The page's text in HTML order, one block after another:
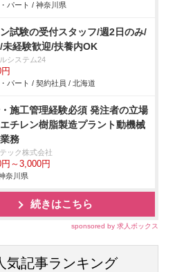
パート / 神奈川県
試験の受付スタッフ/週2日のみ/
未経験歓迎/扶養内OK
システム24
パート / 契約社員 / 北海道
施工管理経験必須 発注者の立場
チレン樹脂製造プラント動機械
務
ック株式会社
～3,000円
奈川県
続きはこちら
sponsored by 求人ボックス
気記事ランキング